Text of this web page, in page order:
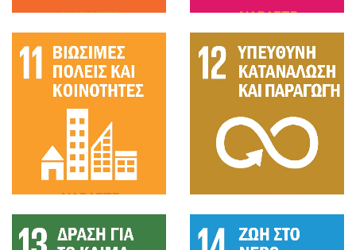
ΔΙΑΒΑΣΤΕ
ΠΕΡΙΣΣΟΤΕΡΑ
ΔΙΑΒΑΣΤΕ
ΠΕΡΙΣΣΟΤΕΡΑ
ΔΙΑΒΑΣΤΕ
ΠΕΡΙΣΣΟΤΕΡΑ
ΔΙΑΒΑΣΤΕ
ΠΕΡΙΣΣΟΤΕΡΑ